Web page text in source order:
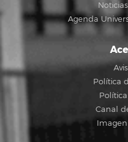
Agenda
Política
Canal